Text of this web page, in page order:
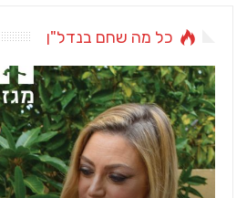
כל מה שחם בנדל"ן